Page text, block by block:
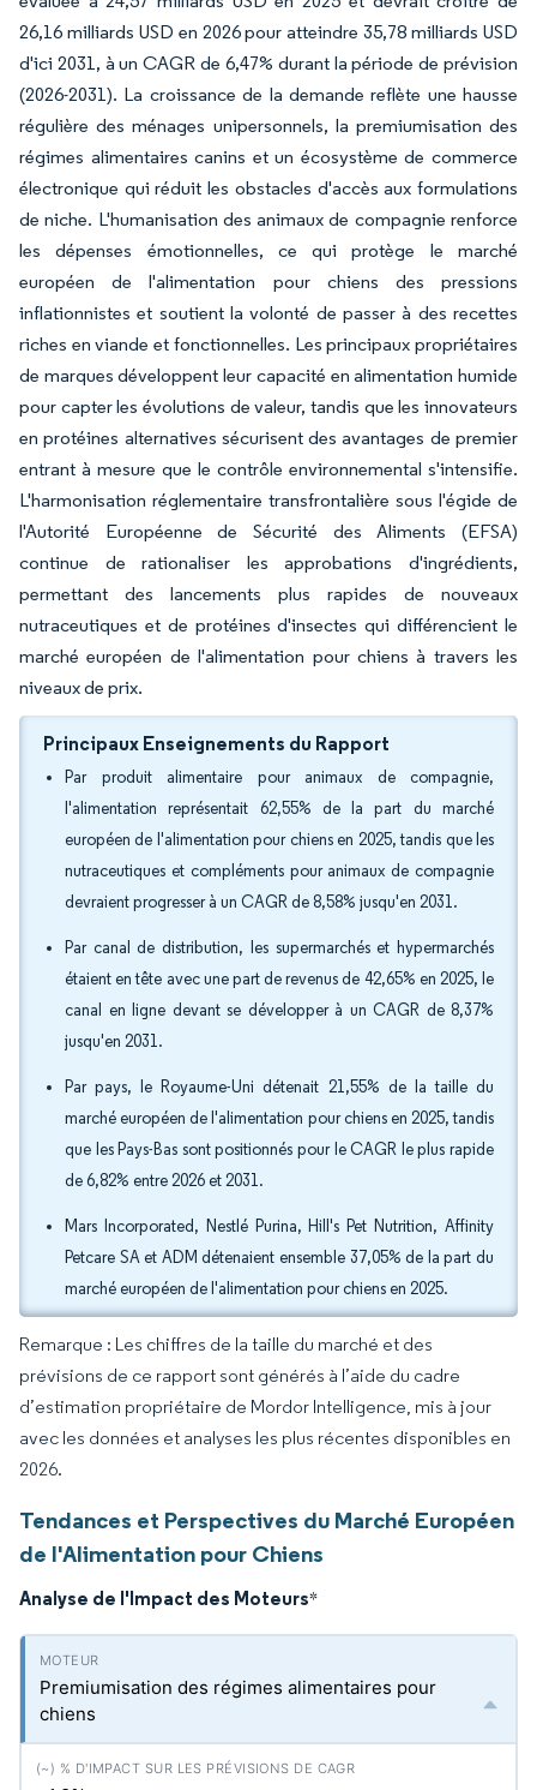
26,16 milliards USD en 2026 pour atteindre 35,78 milliards USD
d'ici 2031, à un CAGR de 6,47% durant la période de prévision
(2026-2031). La croissance de la demande reflète une hausse
régulière des ménages unipersonnels, la premiumisation des
régimes alimentaires canins et un écosystème de commerce
électronique qui réduit les obstacles d'accès aux formulations
de niche. L'humanisation des animaux de compagnie renforce
les dépenses émotionnelles, ce qui protège le marché
européen de l'alimentation pour chiens des pressions
inflationnistes et soutient la volonté de passer à des recettes
riches en viande et fonctionnelles. Les principaux propriétaires
de marques développent leur capacité en alimentation humide
pour capter les évolutions de valeur, tandis que les innovateurs
en protéines alternatives sécurisent des avantages de premier
entrant à mesure que le contrôle environnemental s'intensifie.
L'harmonisation réglementaire transfrontalière sous l'égide de
l'Autorité Européenne de Sécurité des Aliments (EFSA)
continue de rationaliser les approbations d'ingrédients,
permettant des lancements plus rapides de nouveaux
nutraceutiques et de protéines d'insectes qui différencient le
marché européen de l'alimentation pour chiens à travers les
niveaux de prix.
Principaux Enseignements du Rapport
Par produit alimentaire pour animaux de compagnie,
l'alimentation représentait 62,55% de la part du marché
européen de l'alimentation pour chiens en 2025, tandis que les
nutraceutiques et compléments pour animaux de compagnie
devraient progresser à un CAGR de 8,58% jusqu'en 2031.
Par canal de distribution, les supermarchés et hypermarchés
étaient en tête avec une part de revenus de 42,65% en 2025, le
canal en ligne devant se développer à un CAGR de 8,37%
jusqu'en 2031.
Par pays, le Royaume-Uni détenait 21,55% de la taille du
marché européen de l'alimentation pour chiens en 2025, tandis
que les Pays-Bas sont positionnés pour le CAGR le plus rapide
de 6,82% entre 2026 et 2031.
Mars Incorporated, Nestlé Purina, Hill's Pet Nutrition, Affinity
Petcare SA et ADM détenaient ensemble 37,05% de la part du
marché européen de l'alimentation pour chiens en 2025.
Remarque : Les chiffres de la taille du marché et des
prévisions de ce rapport sont générés à l’aide du cadre
d’estimation propriétaire de Mordor Intelligence, mis à jour
avec les données et analyses les plus récentes disponibles en
2026.
Tendances et Perspectives du Marché Européen
de l'Alimentation pour Chiens
Analyse de l'Impact des Moteurs*
Premiumisation des régimes alimentaires pour
chiens